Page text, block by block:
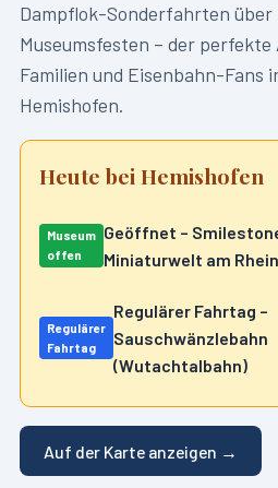
Dampflok-Sonderfahrten über
Museumsfesten – der
Familien und Eisenbahn-Fans
Hemishofen.
Heute beiHemishofen
Museum
offen
Geöffnet –
Miniaturwelt am
Regulärer
Fahrtag
Regulärer Fahrtag –
Sauschwänzlebahn
(Wutachtalbahn)
Auf der Karte anzeigen →